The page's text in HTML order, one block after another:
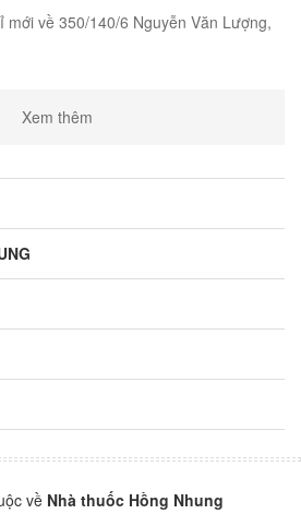
mới về 350/140/6 Nguyễn Văn Lượng,
Xem thêm
về Nhà thuốc Hồng Nhung